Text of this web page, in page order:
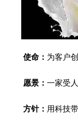
使命： 为客户
愿景： 一家受
方针： 用科技